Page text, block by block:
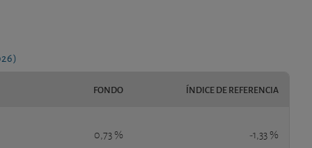
FONDO ÍNDICE DE REFERENCIA
0,73 % -1,33 %